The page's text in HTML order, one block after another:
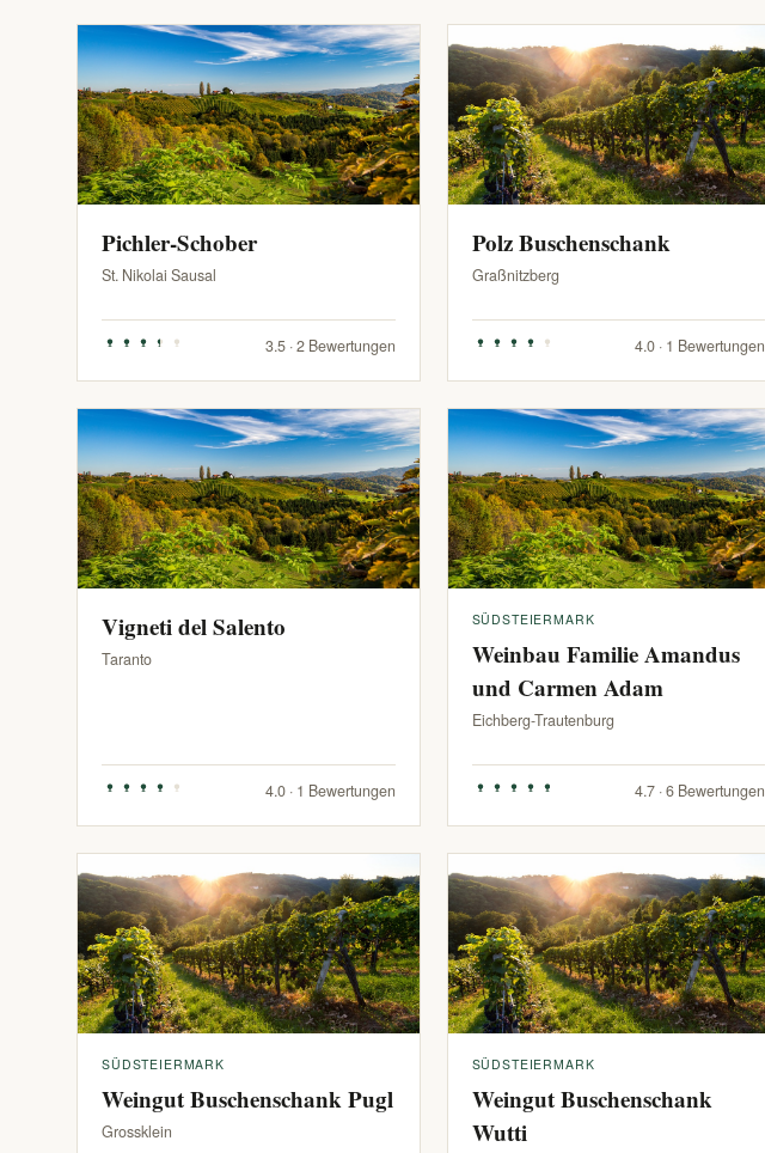
Pichler-Schober
St. Nikolai Sausal
3.5 · 2 Bewertungen
Polz Buschenschank
Graßnitzberg
4.0 · 1 Bewertungen
Vigneti del Salento
Taranto
4.0 · 1 Bewertungen
SÜDSTEIERMARK
Weinbau Familie Amandus
und Carmen Adam
Eichberg-Trautenburg
4.7 · 6 Bewertungen
SÜDSTEIERMARK
Weingut Buschenschank Pugl
Grossklein
SÜDSTEIERMARK
Weingut Buschenschank
Wutti